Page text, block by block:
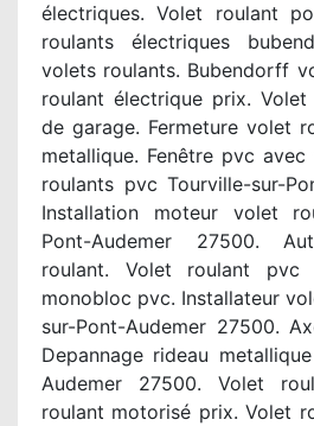
électriques. Volet roulant
roulants électriques
volets roulants. Bubendorff
roulant électrique prix.
de garage. Fermeture volet
metallique. Fenêtre pvc
roulants pvc Tourville-sur-
Installation moteur volet
Pont-Audemer 27500.
roulant. Volet roulant pvc
monobloc pvc. Installateur
sur-Pont-Audemer 27500.
Depannage rideau
Audemer 27500. Volet
roulant motorisé prix. Volet